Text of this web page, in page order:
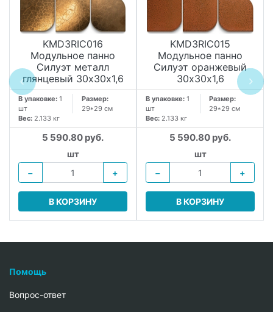
KMD3RIC016
Модульное панно
Силуэт металл
глянцевый 30х30х1,6
В упаковке: 1
шт
Размер:
29*29 см
Вес: 2.133 кг
5 590.80 руб.
шт
−
+
В КОРЗИНУ
KMD3RIC015
Модульное панно
Силуэт оранжевый
30х30х1,6
В упаковке: 1
шт
Размер:
29*29 см
Вес: 2.133 кг
5 590.80 руб.
шт
−
+
В КОРЗИНУ
Помощь
Вопрос-ответ